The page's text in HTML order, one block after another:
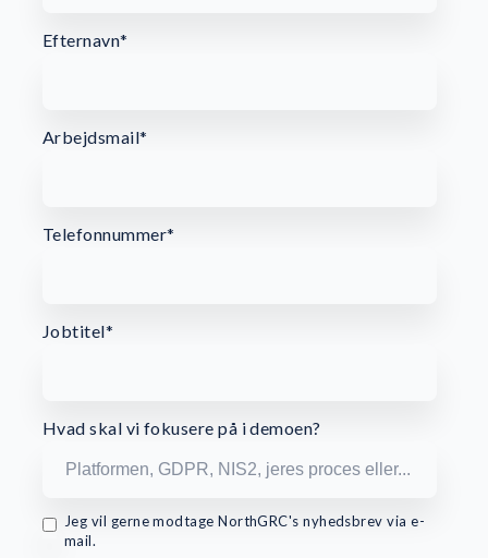
Efternavn*
Arbejdsmail*
Telefonnummer*
Jobtitel*
Hvad skal vi fokusere på i demoen?
Jeg vil gerne modtage NorthGRC's nyhedsbrev via e-
mail.